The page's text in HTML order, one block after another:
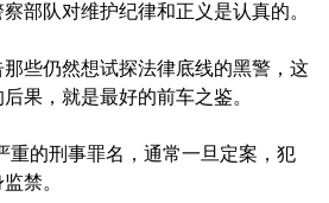
部队对维护纪律和正义是认真的。
些仍然想试探法律底线的黑警，这
果，就是最好的前车之鉴。
重的刑事罪名，通常一旦定案，犯
禁。